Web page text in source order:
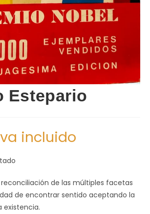
Estepario
incluido
de las múltiples facetas
de encontrar sentido aceptando la
existencia.